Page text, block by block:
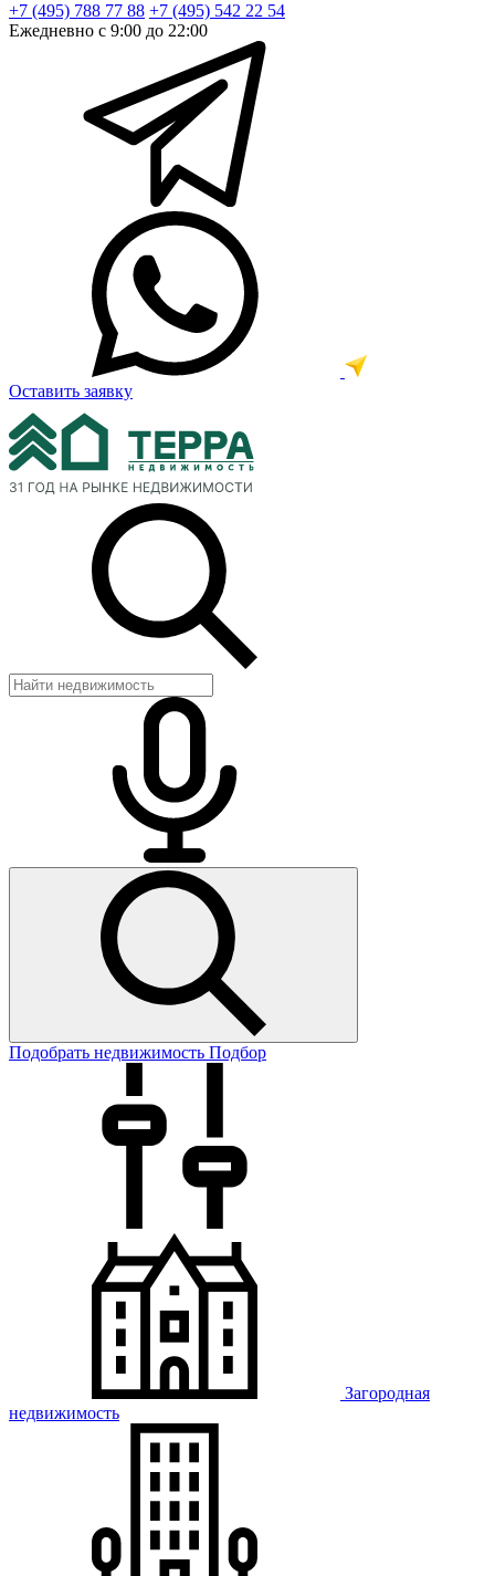
+7 (495) 788 77 88 +7 (495) 542 22 54
Ежедневно с 9:00 до 22:00
Оставить заявку
Подобрать недвижимость Подбор
Загородная
недвижимость